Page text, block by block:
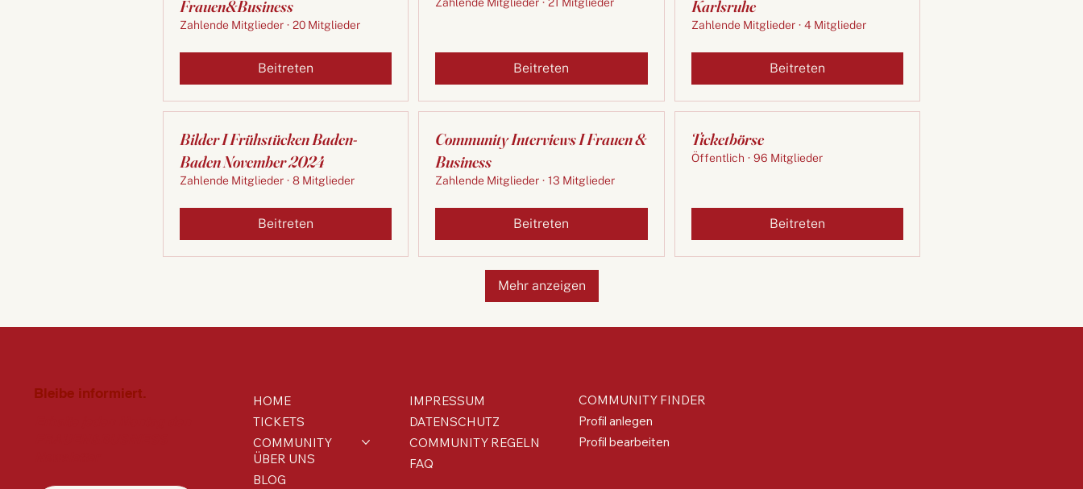
Frauen&Business
Zahlende Mitglieder · 20 Mitglieder
Beitreten
Zahlende Mitglieder · 21 Mitglieder
Beitreten
Karlsruhe
Zahlende Mitglieder · 4 Mitglieder
Beitreten
Bilder I Frühstücken Baden-
Baden November 2024
Zahlende Mitglieder · 8 Mitglieder
Beitreten
Community Interviews I Frauen &
Business
Zahlende Mitglieder · 13 Mitglieder
Beitreten
Ticketbörse
Öffentlich · 96 Mitglieder
Beitreten
Mehr anzeigen
Bleibe informiert.
HOME
TICKETS
COMMUNITY
ÜBER UNS
BLOG
IMPRESSUM
DATENSCHUTZ
COMMUNITY REGELN
FAQ
COMMUNITY FINDER
Profil anlegen
Profil bearbeiten